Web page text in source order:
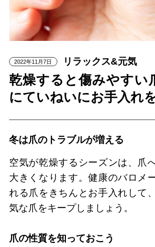
2022年11月7日 リラックス&元気
乾燥すると傷みやすい
にていねいにお手入れ
冬は爪のトラブルが増える
空気が乾燥するシーズンは、爪
大きくなります。健康のバロメ
れる爪をきちんとお手入れして
気な爪をキープしましょう。
爪の性質を知っておこう